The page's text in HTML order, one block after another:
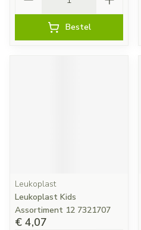
Bestel
Leukoplast
Leukoplast Kids
Assortiment 12 7321707
€ 4,07